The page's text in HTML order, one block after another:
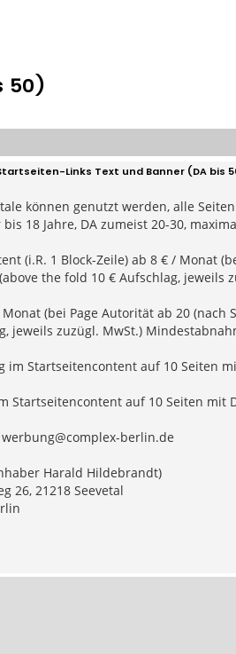
50)
Links Text und Banner (DA bis
können genutzt werden, alle
18 Jahre, DA zumeist 20-30,
(i.R. 1 Block-Zeile) ab 8 € / Monat
(above the fold 10 € Aufschlag,
(bei Page Autorität ab 20 (nach
jeweils zuzügl. MwSt.)
im Startseitencontent auf 10 Seiten
Startseitencontent auf 10 Seiten mit
werbung@complex-berlin.de
Harald Hildebrandt)
26, 21218 Seevetal